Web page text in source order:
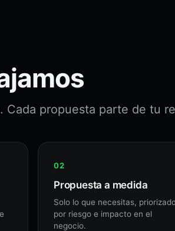
Cada propuesta parte de tu
Propuesta a medida
Solo lo que necesitas,
por riesgo e impacto en el
negocio.